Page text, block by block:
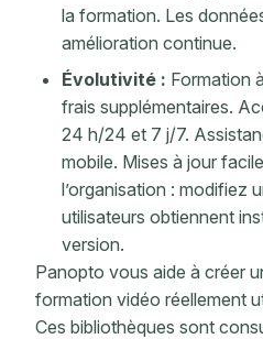
la formation. Les
amélioration continue.
Évolutivité : Formation
frais supplémentaires.
24 h/24 et 7 j/7.
mobile. Mises à jour
l’organisation : modifiez
utilisateurs obtiennent
version.
Panopto vous aide à créer
formation vidéo réellement
Ces bibliothèques sont